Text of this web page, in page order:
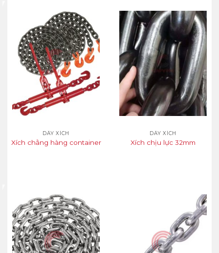
DÂY XÍCH
Xích chằng hàng container
DÂY XÍCH
Xích chịu lực 32mm